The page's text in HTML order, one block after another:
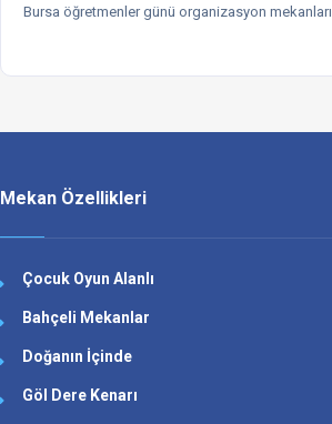
Bursa öğretmenler günü organizasyon mekanları
Mekan Özellikleri
Çocuk Oyun Alanlı
Bahçeli Mekanlar
Doğanın İçinde
Göl Dere Kenarı